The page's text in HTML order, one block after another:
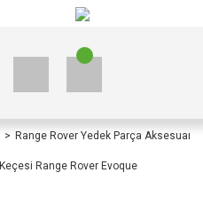
Range Rover Yedek Parça Aksesuar